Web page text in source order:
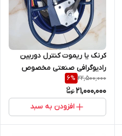
کرنک یا ریموت کنترل دوربین
رادیوگرافی صنعتی مخصوص
سنتینل( دلتا یا سیگما)
22,500,000
6%
21,000,000
افزودن به سبد